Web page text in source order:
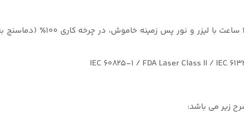
عمر باتری: ۸ ساعت با لیزر و نور پس زمینه روشن / ۱۰۰ ساعت با